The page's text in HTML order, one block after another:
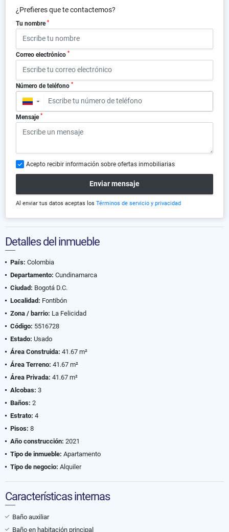
¿Prefieres que te contactemos?
Tu nombre *
Correo electrónico *
Número de teléfono *
▼
Mensaje *
Acepto recibir información sobre ofertas inmobiliarias
Enviar mensaje
Al enviar tus datos aceptas los Términos de servicio y privacidad
Detalles del inmueble
País: Colombia
Departamento: Cundinamarca
Ciudad: Bogotá D.C.
Localidad: Fontibón
Zona / barrio: La Felicidad
Código: 5516728
Estado: Usado
Área Construida: 41.67 m²
Área Terreno: 41.67 m²
Área Privada: 41.67 m²
Alcobas: 3
Baños: 2
Estrato: 4
Pisos: 8
Año construcción: 2021
Tipo de inmueble: Apartamento
Tipo de negocio: Alquiler
Características internas
Baño auxiliar
Baño en habitación principal